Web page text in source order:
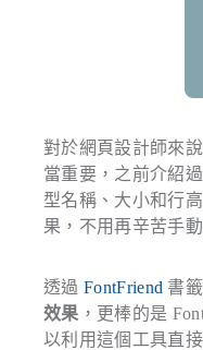
對於網頁設計師來說
當重要，之前介紹
型名稱、大小和行
果，不用再辛苦手
透過 FontFriend 書
效果 ，更棒的是
以利用這個工具直